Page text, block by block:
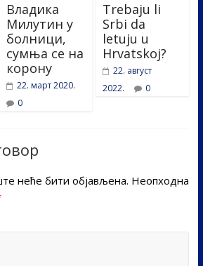
Владика
Милутин у
болници,
сумња се на
корону
22. март 2020.
0
Trebaju li
Srbi da
letuju u
Hrvatskoj?
22. август
2022.
0
неће бити објављена. Неопходна